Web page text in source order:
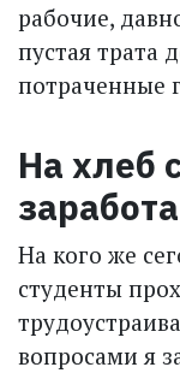
рабочие,
пустая трата
потраченные
На хлеб
На кого же
студенты
вопросами я